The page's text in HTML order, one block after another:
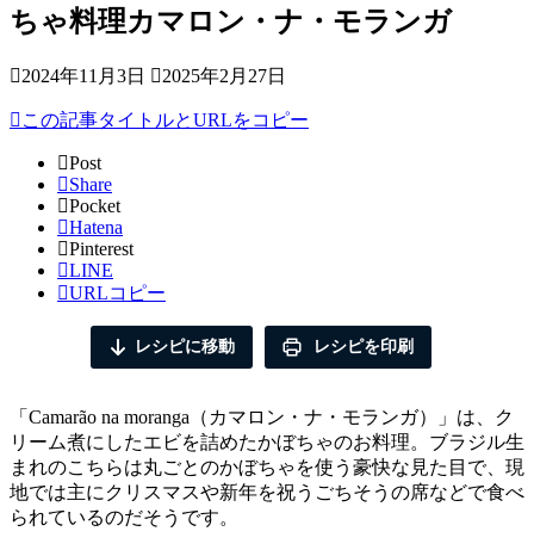
ちゃ料理カマロン・ナ・モランガ
2024年11月3日 2025年2月27日
この記事タイトルとURLをコピー
Post
Share
Pocket
Hatena
Pinterest
LINE
URLコピー
レシピに移動 レシピを印刷
「Camarão na moranga（カマロン・ナ・モランガ）」は、ク
リーム煮にしたエビを詰めたかぼちゃのお料理。ブラジル生
まれのこちらは丸ごとのかぼちゃを使う豪快な見た目で、現
地では主にクリスマスや新年を祝うごちそうの席などで食べ
られているのだそうです。